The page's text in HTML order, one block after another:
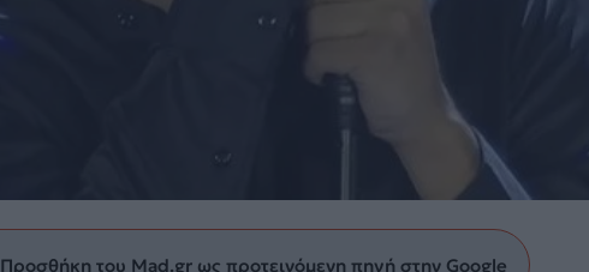
Προσθήκη του Mad.gr ως προτεινόμενη πηγή στην Google